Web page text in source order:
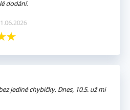
dodání.
jediné chybičky. Dnes, 10.5. už mi